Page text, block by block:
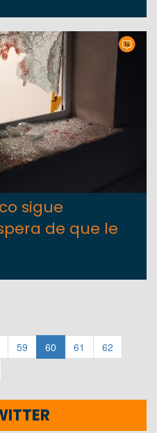
sigue
de que le
59 60 61
62